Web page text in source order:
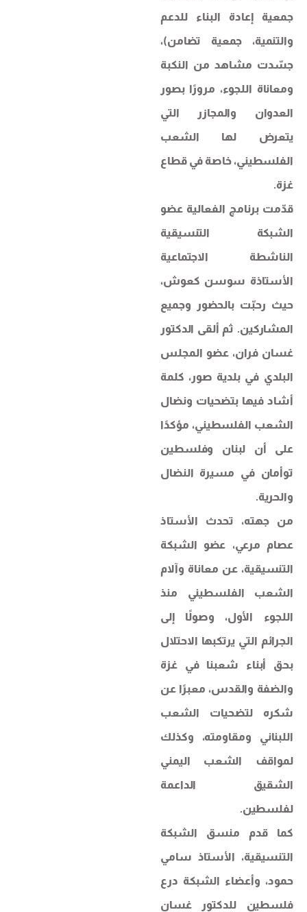
جمعية إعادة البناء للدعم
والتنمية، جمعية تضامن)،
جسّدت مشاهد من النكبة
ومعاناة اللجوء، مرورًا بصور
العدوان والمجازر التي
يتعرض لها الشعب
الفلسطيني، خاصة في قطاع
غزة.
قدّمت برنامج الفعالية عضو
الشبكة التنسيقية
الناشطة الاجتماعية
الأستاذة سوسن كعوش،
حيث رحبّت بالحضور وجميع
المشاركين. ثم ألقى الدكتور
غسان فران، عضو المجلس
البلدي في بلدية صور، كلمة
أشاد فيها بتضحيات ونضال
الشعب الفلسطيني، مؤكدًا
على أن لبنان وفلسطين
توأمان في مسيرة النضال
والحرية.
من جهته، تحدث الأستاذ
عصام مرعي، عضو الشبكة
التنسيقية، عن معاناة وآلام
الشعب الفلسطيني منذ
اللجوء الأول، وصولًا إلى
الجرائم التي يرتكبها الاحتلال
بحق أبناء شعبنا في غزة
والضفة والقدس، معبرًا عن
شكره لتضحيات الشعب
اللبناني ومقاومته، وكذلك
لمواقف الشعب اليمني
الشقيق الداعمة
لفلسطين.
كما قدم منسق الشبكة
التنسيقية، الأستاذ سامي
حمود، وأعضاء الشبكة درع
فلسطين للدكتور غسان